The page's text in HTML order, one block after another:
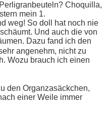
Choquilla,
mein 1.
weg! So doll hat noch nie
Und auch die von
Dazu fand ich den
angenehm, nicht zu
Wozu brauch ich einen
den Organzasäckchen,
einer Weile immer